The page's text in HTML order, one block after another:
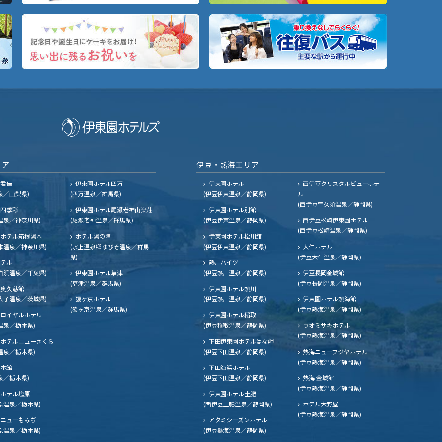
佳
／山梨県)
季彩
泉／神奈川県)
テル箱根湯本
温泉／神奈川県)
ル
浜温泉／千葉県)
久慈館
子温泉／茨城県)
イヤルホテル
泉／栃木県)
テルニューさくら
泉／栃木県)
館
／栃木県)
テル塩原
温泉／栃木県)
ューもみぢ
温泉／栃木県)
伊東園ホテル四万
(四万温泉／群馬県)
伊東園ホテル尾瀬老神山楽荘
(尾瀬老神温泉／群馬県)
ホテル湯の陣
(水上温泉郷ゆびそ温泉／群馬
県)
伊東園ホテル草津
(草津温泉／群馬県)
猿ヶ京ホテル
(猿ヶ京温泉／群馬県)
伊豆・熱海エリア
伊東園ホテル
(伊豆伊東温泉／静岡県)
伊東園ホテル別館
(伊豆伊東温泉／静岡県)
伊東園ホテル松川館
(伊豆伊東温泉／静岡県)
熱川ハイツ
(伊豆熱川温泉／静岡県)
伊東園ホテル熱川
(伊豆熱川温泉／静岡県)
伊東園ホテル稲取
(伊豆稲取温泉／静岡県)
下田伊東園ホテルはな岬
(伊豆下田温泉／静岡県)
下田海浜ホテル
(伊豆下田温泉／静岡県)
伊東園ホテル土肥
(西伊豆土肥温泉／静岡県)
西伊豆クリスタルビューホテ
ル
(西伊豆宇久須温泉／静岡県)
西伊豆松崎伊東園ホテル
(西伊豆松崎温泉／静岡県)
大仁ホテル
(伊豆大仁温泉／静岡県)
伊豆長岡金城館
(伊豆長岡温泉／静岡県)
伊東園ホテル熱海館
(伊豆熱海温泉／静岡県)
ウオミサキホテル
(伊豆熱海温泉／静岡県)
熱海ニューフジヤホテル
(伊豆熱海温泉／静岡県)
熱海 金城館
(伊豆熱海温泉／静岡県)
ホテル大野屋
(伊豆熱海温泉／静岡県)
アタミシーズンホテル
(伊豆熱海温泉／静岡県)